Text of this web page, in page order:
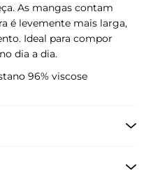
As mangas contam
é levemente mais larga,
Ideal para compor
dia a dia.
96% viscose